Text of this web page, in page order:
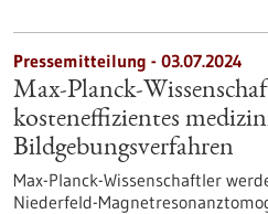
Pressemitteilung - 03.07.2024
Max-Planck-
kosteneffizientes
Bildgebungsverfahren
Max-Planck-Wissenschaftler
Niederfeld-